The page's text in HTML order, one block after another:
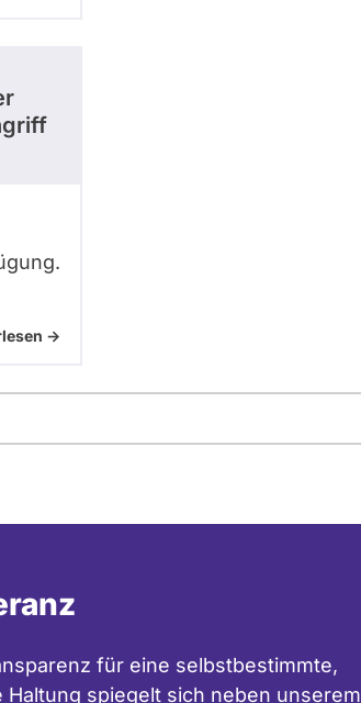
->
für eine selbstbestimmte,
spiegelt sich neben unserem